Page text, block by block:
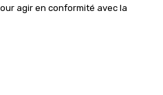
agir en conformité avec la